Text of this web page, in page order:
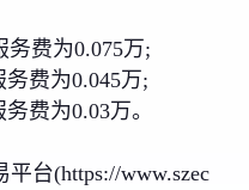
费为0.075万;
费为0.045万;
费为0.03万。
台(https://www.szec